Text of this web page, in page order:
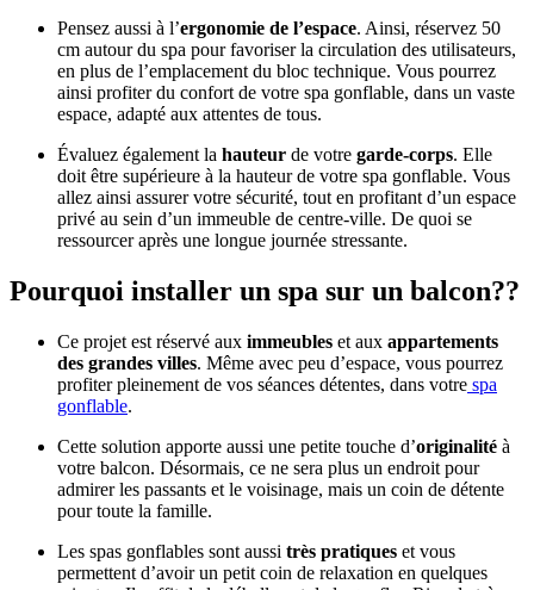
Pensez aussi à l’ergonomie de l’espace. Ainsi, réservez 50
cm autour du spa pour favoriser la circulation des utilisateurs,
en plus de l’emplacement du bloc technique. Vous pourrez
ainsi profiter du confort de votre spa gonflable, dans un vaste
espace, adapté aux attentes de tous.
Évaluez également la hauteur de votre garde-corps. Elle
doit être supérieure à la hauteur de votre spa gonflable. Vous
allez ainsi assurer votre sécurité, tout en profitant d’un espace
privé au sein d’un immeuble de centre-ville. De quoi se
ressourcer après une longue journée stressante.
Pourquoi installer un spa sur un balcon??
Ce projet est réservé aux immeubles et aux appartements
des grandes villes. Même avec peu d’espace, vous pourrez
profiter pleinement de vos séances détentes, dans votre spa
gonflable.
Cette solution apporte aussi une petite touche d’originalité à
votre balcon. Désormais, ce ne sera plus un endroit pour
admirer les passants et le voisinage, mais un coin de détente
pour toute la famille.
Les spas gonflables sont aussi très pratiques et vous
permettent d’avoir un petit coin de relaxation en quelques